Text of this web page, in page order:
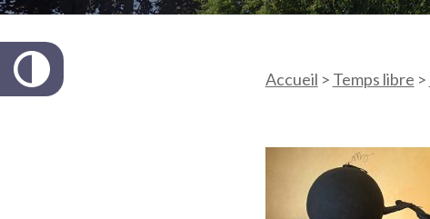
Accueil > Temps libre >